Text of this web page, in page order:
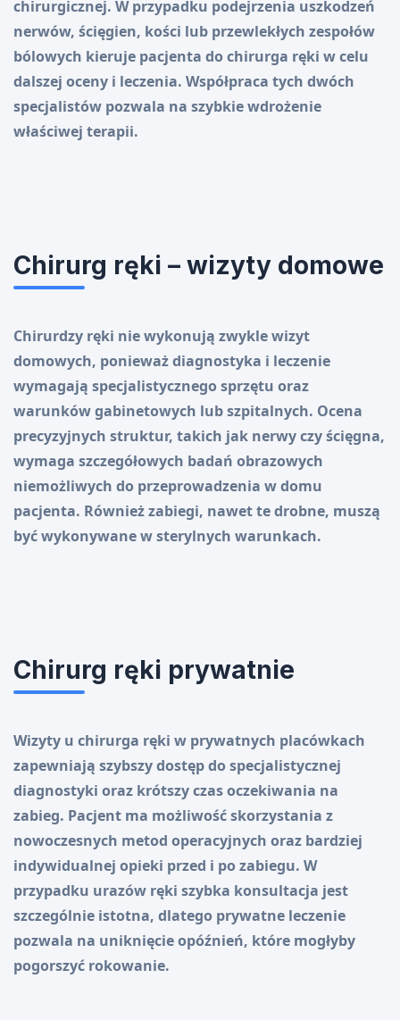
chirurgicznej. W przypadku podejrzenia uszkodzeń
nerwów, ścięgien, kości lub przewlekłych zespołów
bólowych kieruje pacjenta do chirurga ręki w celu
dalszej oceny i leczenia. Współpraca tych dwóch
specjalistów pozwala na szybkie wdrożenie
właściwej terapii.
Chirurg ręki – wizyty domowe
Chirurdzy ręki nie wykonują zwykle wizyt
domowych, ponieważ diagnostyka i leczenie
wymagają specjalistycznego sprzętu oraz
warunków gabinetowych lub szpitalnych. Ocena
precyzyjnych struktur, takich jak nerwy czy ścięgna,
wymaga szczegółowych badań obrazowych
niemożliwych do przeprowadzenia w domu
pacjenta. Również zabiegi, nawet te drobne, muszą
być wykonywane w sterylnych warunkach.
Chirurg ręki prywatnie
Wizyty u chirurga ręki w prywatnych placówkach
zapewniają szybszy dostęp do specjalistycznej
diagnostyki oraz krótszy czas oczekiwania na
zabieg. Pacjent ma możliwość skorzystania z
nowoczesnych metod operacyjnych oraz bardziej
indywidualnej opieki przed i po zabiegu. W
przypadku urazów ręki szybka konsultacja jest
szczególnie istotna, dlatego prywatne leczenie
pozwala na uniknięcie opóźnień, które mogłyby
pogorszyć rokowanie.